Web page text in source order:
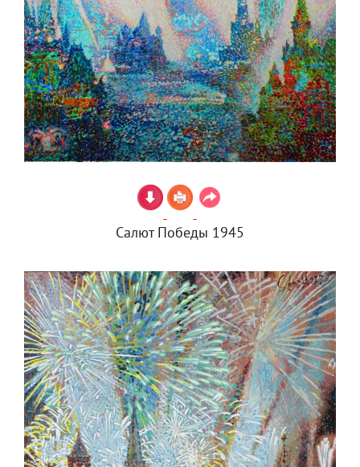
Салют Победы 1945